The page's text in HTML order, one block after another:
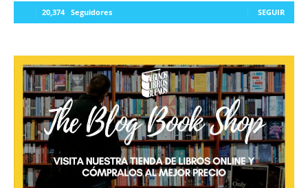
20,374 Seguidores SEGUIR